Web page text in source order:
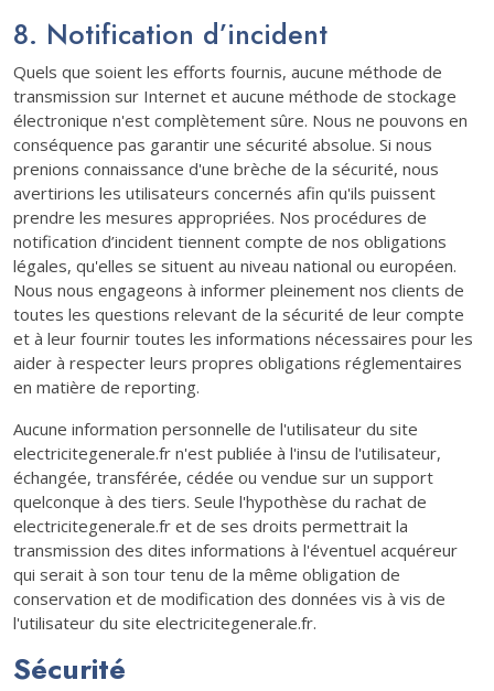
8. Notification d’incident
Quels que soient les efforts fournis, aucune méthode de
transmission sur Internet et aucune méthode de stockage
électronique n'est complètement sûre. Nous ne pouvons en
conséquence pas garantir une sécurité absolue. Si nous
prenions connaissance d'une brèche de la sécurité, nous
avertirions les utilisateurs concernés afin qu'ils puissent
prendre les mesures appropriées. Nos procédures de
notification d’incident tiennent compte de nos obligations
légales, qu'elles se situent au niveau national ou européen.
Nous nous engageons à informer pleinement nos clients de
toutes les questions relevant de la sécurité de leur compte
et à leur fournir toutes les informations nécessaires pour les
aider à respecter leurs propres obligations réglementaires
en matière de reporting.
Aucune information personnelle de l'utilisateur du site
electricitegenerale.fr n'est publiée à l'insu de l'utilisateur,
échangée, transférée, cédée ou vendue sur un support
quelconque à des tiers. Seule l'hypothèse du rachat de
electricitegenerale.fr et de ses droits permettrait la
transmission des dites informations à l'éventuel acquéreur
qui serait à son tour tenu de la même obligation de
conservation et de modification des données vis à vis de
l'utilisateur du site electricitegenerale.fr.
Sécurité